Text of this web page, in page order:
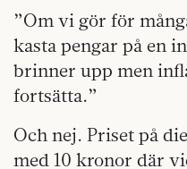
”Om vi gör för
kasta pengar på en
brinner upp men
fortsätta.”
Och nej. Priset på
med 10 kronor där